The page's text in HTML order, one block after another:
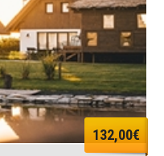
132,00€